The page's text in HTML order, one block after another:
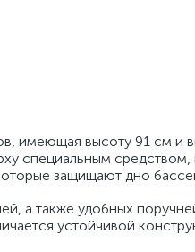
имеющая высоту 91 см и
специальным
защищают дно
а также удобных
устойчивой